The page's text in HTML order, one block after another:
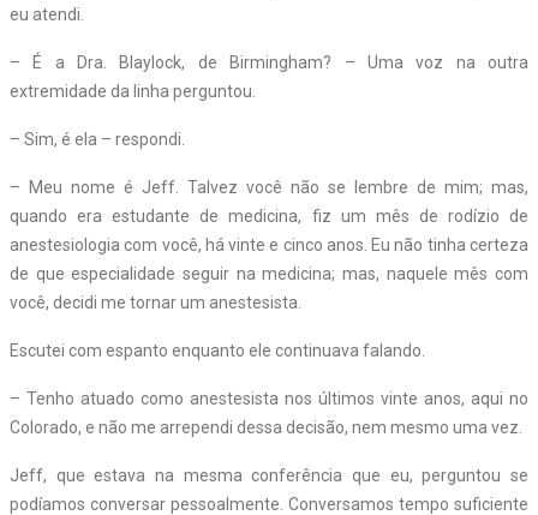
eu atendi.
– É a Dra. Blaylock, de Birmingham? – Uma voz na outra
extremidade da linha perguntou.
– Sim, é ela – respondi.
– Meu nome é Jeff. Talvez você não se lembre de mim; mas,
quando era estudante de medicina, fiz um mês de rodízio de
anestesiologia com você, há vinte e cinco anos. Eu não tinha certeza
de que especialidade seguir na medicina; mas, naquele mês com
você, decidi me tornar um anestesista.
Escutei com espanto enquanto ele continuava falando.
– Tenho atuado como anestesista nos últimos vinte anos, aqui no
Colorado, e não me arrependi dessa decisão, nem mesmo uma vez.
Jeff, que estava na mesma conferência que eu, perguntou se
podíamos conversar pessoalmente. Conversamos tempo suficiente